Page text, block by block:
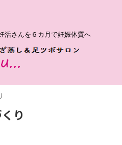
活さんを６カ月で妊娠体質へ
り